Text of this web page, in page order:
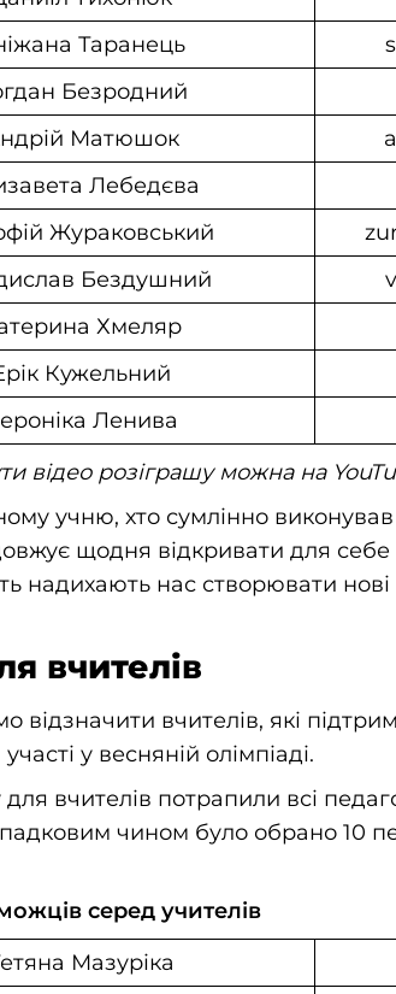
Таранець
Безродний
Матюшок
Лебедєва
Жураковський
Бездушний
Хмеляр
Кужельний
Ленива
відео розіграшу можна на
учню, хто сумлінно
щодня відкривати для
надихають нас створювати нові
вчителів
відзначити вчителів, які
у весняній олімпіаді.
вчителів потрапили всі
чином було обрано 10
серед учителів
Мазуріка